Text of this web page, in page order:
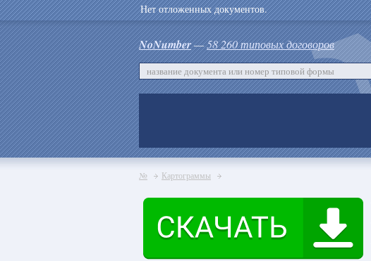
Нет отложенных документов.
NoNumber—58 260 типовых договоров
№ Картограммы